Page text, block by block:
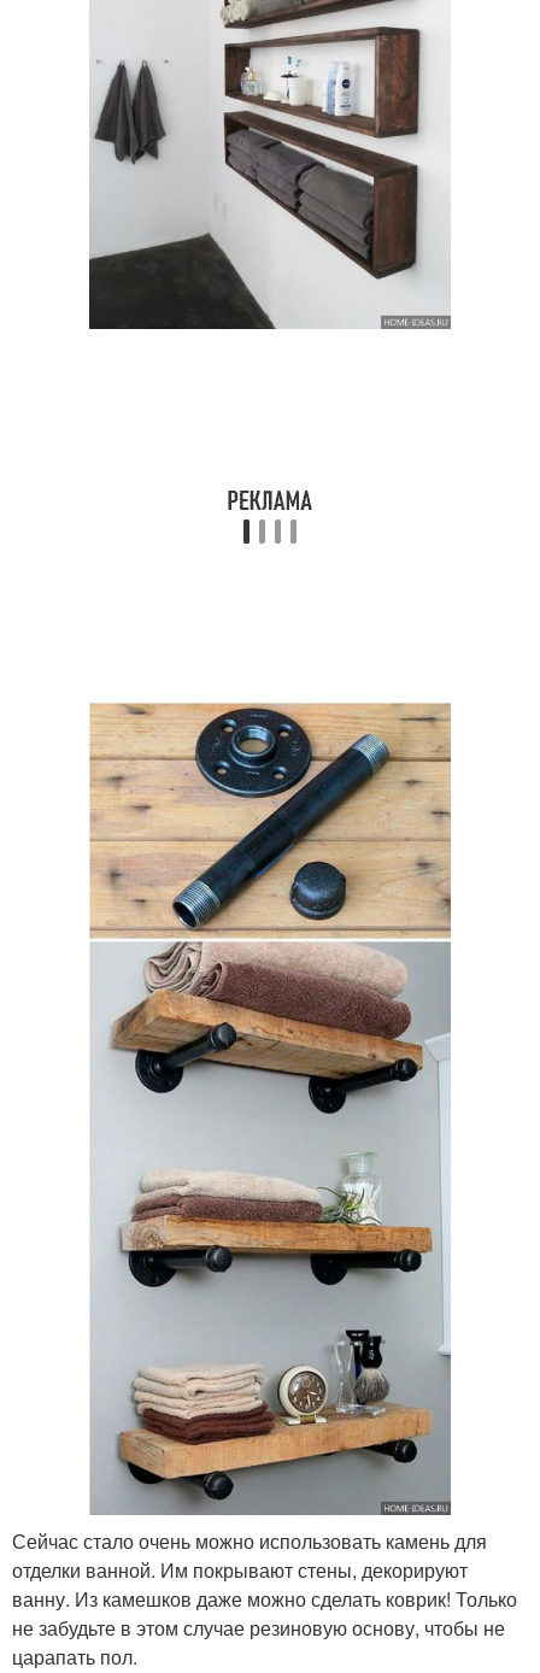
Сейчас стало очень можно использовать камень для
отделки ванной. Им покрывают стены, декорируют
ванну. Из камешков даже можно сделать коврик! Только
не забудьте в этом случае резиновую основу, чтобы не
царапать пол.